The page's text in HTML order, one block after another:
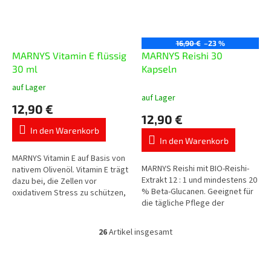
MARNYS Vitamin E flüssig
30 ml
Die
Produktbewertung
ist
5,0
5
Sternen.
auf Lager
12,90 €
In den Warenkorb
MARNYS Vitamin E auf Basis von
nativem Olivenöl. Vitamin E trägt
dazu bei, die Zellen vor
oxidativem Stress zu schützen,
16,90 € –23 %
MARNYS Reishi 30
Kapseln
auf Lager
12,90 €
In den Warenkorb
MARNYS Reishi mit BIO-Reishi-
Extrakt 12 : 1 und mindestens 20
% Beta-Glucanen. Geeignet für
die tägliche Pflege der
Vitalität und des
kardiovaskulären...
S
26Artikel insgesamt